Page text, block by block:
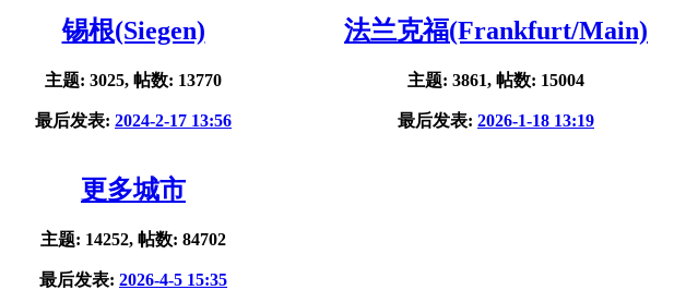
锡根(Siegen)
主题: 3025, 帖数: 13770
最后发表: 2024-2-17 13:56
法兰克福(Frankfurt/Main)
主题: 3861, 帖数: 15004
最后发表: 2026-1-18 13:19
更多城市
主题: 14252, 帖数: 84702
最后发表: 2026-4-5 15:35